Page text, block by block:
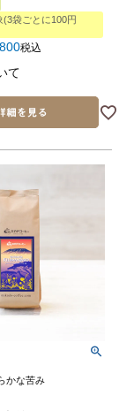
(3袋ごとに100円
税込
かな苦み